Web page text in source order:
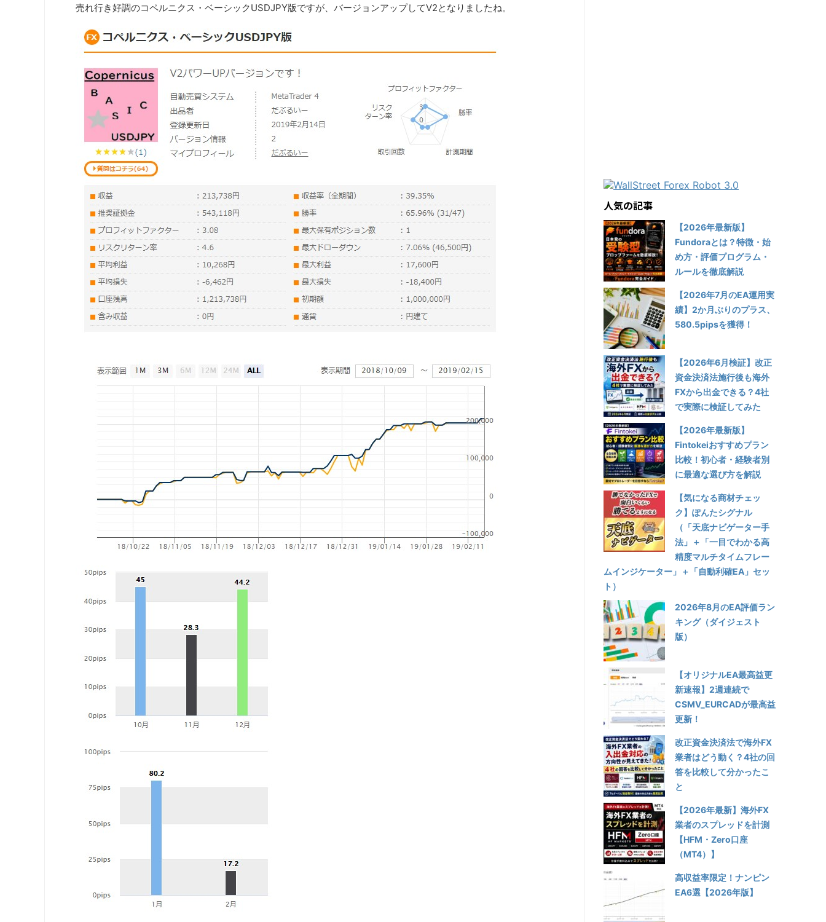
売れ行き好調のコペルニクス・ベーシックUSDJPY版ですが、バージョンアップしてV2となりましたね。
人気の記事
【2026年最新版】
Fundoraとは？特徴・始
め方・評価プログラム・
ルールを徹底解説
【2026年7月のEA運用実
績】2か月ぶりのプラス、
580.5pipsを獲得！
【2026年6月検証】改正
資金決済法施行後も海外
FXから出金できる？4社
で実際に検証してみた
【2026年最新版】
Fintokeiおすすめプラン
比較！初心者・経験者別
に最適な選び方を解説
【気になる商材チェッ
ク】ぽんたシグナル
（「天底ナビゲーター手
法」＋「一目でわかる高
精度マルチタイムフレー
ムインジケーター」＋「自動利確EA」セッ
ト）
2026年8月のEA評価ラン
キング（ダイジェスト
版）
【オリジナルEA最高益更
新速報】2週連続で
CSMV_EURCADが最高益
更新！
改正資金決済法で海外FX
業者はどう動く？4社の回
答を比較して分かったこ
と
【2026年最新】海外FX
業者のスプレッドを計測
【HFM・Zero口座
（MT4）】
高収益率限定！ナンピン
EA6選【2026年版】